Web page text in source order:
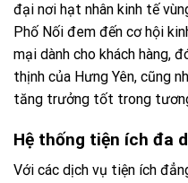
đại nơi hạt nhân kinh tế
Phố Nối đem đến cơ hội
mại dành cho khách hàng,
thịnh của Hưng Yên, cũng
tăng trưởng tốt trong
Hệ thống tiện ích đa
Với các dịch vụ tiện ích